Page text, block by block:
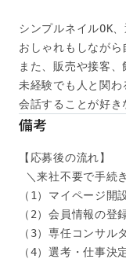
シンプルネイルOK
おしゃれもしながら
また、販売や接客
未経験でも人と関わ
会話することが好
備考
【応募後の流れ】
＼来社不要で手続
（1）マイページ開
（2）会員情報の登
（3）専任コンサル
（4）選考・仕事決